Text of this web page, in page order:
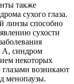
также
сухого глаза.
линзы способно
сухости
А, синдром
некоторых
возникают
менопаузы.